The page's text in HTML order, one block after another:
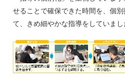
せることで確保できた時間を、個
て、きめ細やかな指導をしていまし